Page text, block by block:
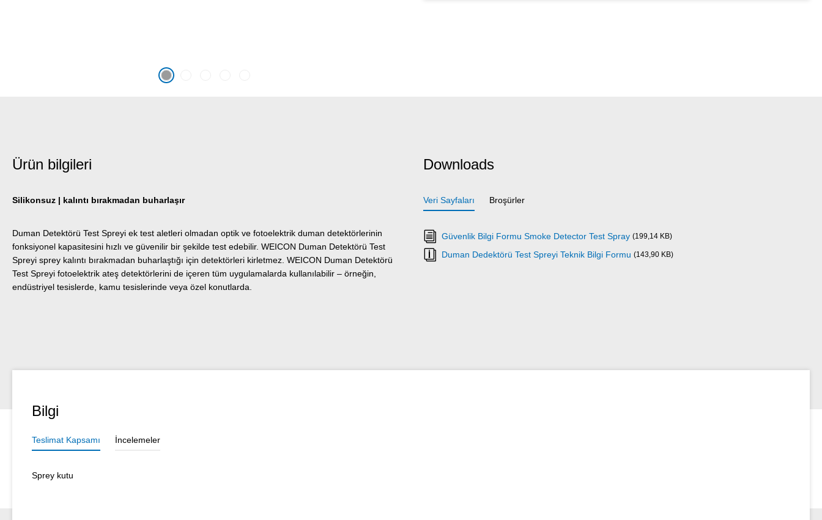
Ürün bilgileri
Silikonsuz | kalıntı bırakmadan buharlaşır
Duman Detektörü Test Spreyi ek test aletleri olmadan optik ve fotoelektrik duman detektörlerinin
fonksiyonel kapasitesini hızlı ve güvenilir bir şekilde test edebilir. WEICON Duman Detektörü Test
Spreyi sprey kalıntı bırakmadan buharlaştığı için detektörleri kirletmez. WEICON Duman Detektörü
Test Spreyi fotoelektrik ateş detektörlerini de içeren tüm uygulamalarda kullanılabilir – örneğin,
endüstriyel tesislerde, kamu tesislerinde veya özel konutlarda.
Downloads
Veri Sayfaları Broşürler
Güvenlik Bilgi Formu Smoke Detector Test Spray (199,14 KB)
Duman Dedektörü Test Spreyi Teknik Bilgi Formu (143,90 KB)
Bilgi
Teslimat Kapsamı İncelemeler
Sprey kutu